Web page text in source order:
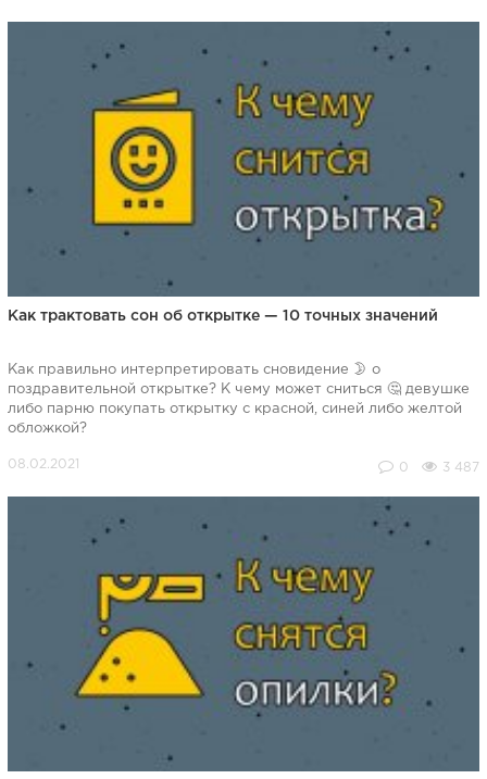
Как трактовать сон об открытке — 10 точных значений
Как правильно интерпретировать сновидение 🌛 о
поздравительной открытке? К чему может сниться 🤔 девушке
либо парню покупать открытку с красной, синей либо желтой
обложкой?
0 3 487